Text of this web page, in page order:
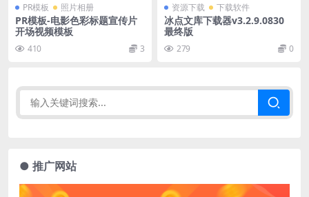
PR模板 照片相册
PR模板-电影色彩标题宣传片
开场视频模板
410 3
资源下载 下载软件
冰点文库下载器v3.2.9.0830
最终版
279 0
● 推广网站